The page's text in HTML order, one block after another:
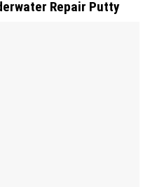
Repair Putty